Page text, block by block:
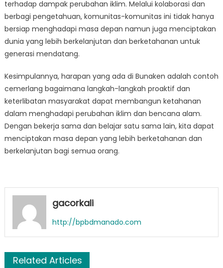
terhadap dampak perubahan iklim. Melalui kolaborasi dan
berbagi pengetahuan, komunitas-komunitas ini tidak hanya
bersiap menghadapi masa depan namun juga menciptakan
dunia yang lebih berkelanjutan dan berketahanan untuk
generasi mendatang.
Kesimpulannya, harapan yang ada di Bunaken adalah contoh
cemerlang bagaimana langkah-langkah proaktif dan
keterlibatan masyarakat dapat membangun ketahanan
dalam menghadapi perubahan iklim dan bencana alam.
Dengan bekerja sama dan belajar satu sama lain, kita dapat
menciptakan masa depan yang lebih berketahanan dan
berkelanjutan bagi semua orang.
gacorkali
http://bpbdmanado.com
Related Articles